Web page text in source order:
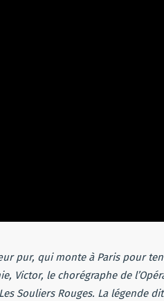
pur, qui monte à Paris pour
Victor, le chorégraphe de
Souliers Rouges. La légende